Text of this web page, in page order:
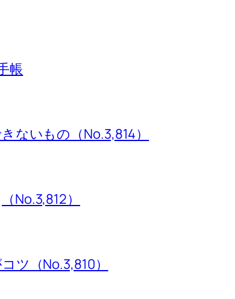
帳
ないもの（No.3,814）
（No.3,812）
（No.3,810）